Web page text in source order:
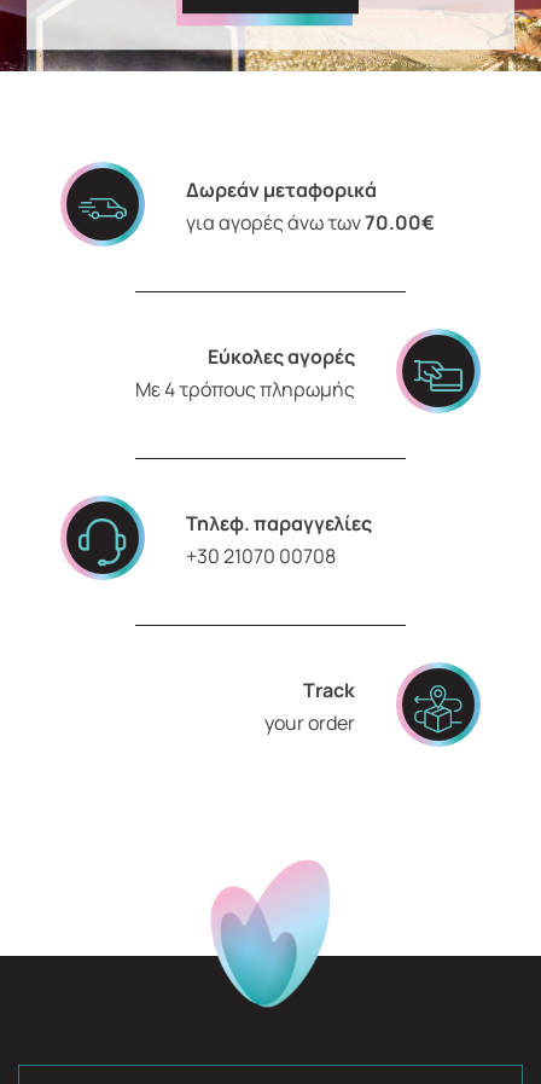
Δωρεάν μεταφορικά
για αγορές άνω των70.00€
Εύκολες αγορές
Με 4 τρόπους πληρωμής
Τηλεφ. παραγγελίες
+30 21070 00708
Τrack
your order